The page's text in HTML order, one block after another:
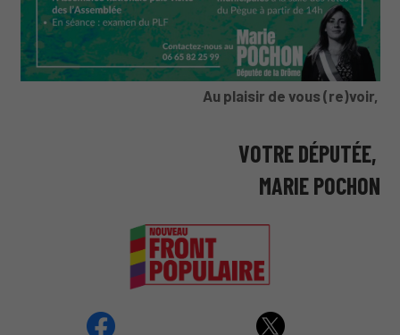
Au plaisir de vous (re)voir,
VOTRE DÉPUTÉE,
MARIE POCHON